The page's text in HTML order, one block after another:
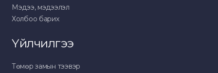
Мэдээ, мэдээлэл
Холбоо барих
Үйлчилгээ
Төмөр замын тээвэр